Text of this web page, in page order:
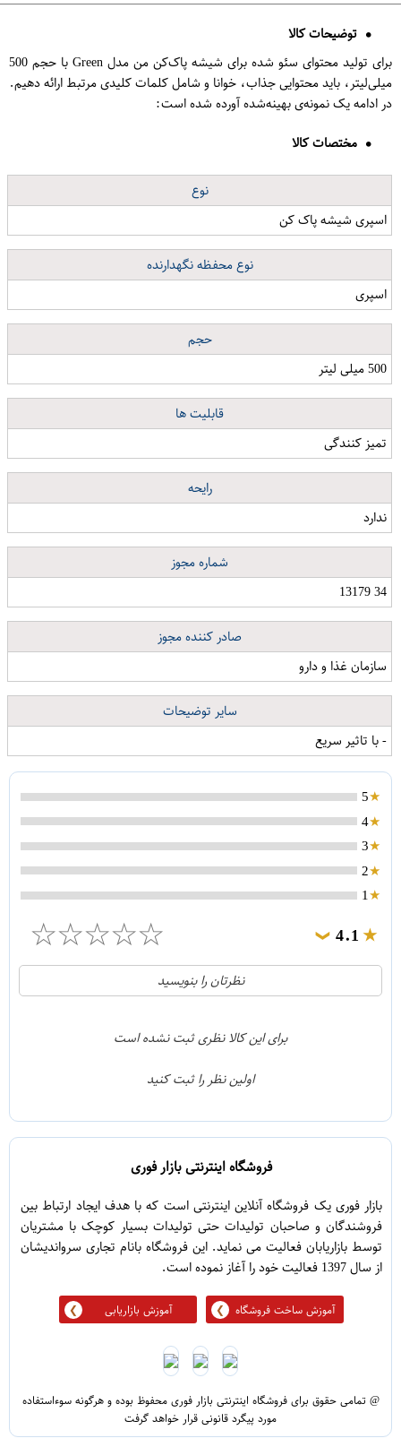
توضیحات کالا
برای تولید محتوای سئو شده برای شیشه پاک‌کن من مدل Green با حجم 500
میلی‌لیتر، باید محتوایی جذاب، خوانا و شامل کلمات کلیدی مرتبط ارائه دهیم.
در ادامه یک نمونه‌ی بهینه‌شده آورده شده است:
مختصات کالا
نوع
اسپری شیشه پاک کن
نوع محفظه نگهدارنده
اسپری
حجم
500 میلی لیتر
قابلیت ها
تمیز کنندگی
رایحه
ندارد
شماره مجوز
34 13179
صادر کننده مجوز
سازمان غذا و دارو
سایر توضیحات
- با تاثیر سریع
5
4
3
2
1
4.1
❯
☆
☆
☆
☆
☆
21
1
نظرتان را بنویسید
برای این کالا نظری ثبت نشده است
اولین نظر را ثبت کنید
فروشگاه اینترنتی بازار فوری
بازار فوری یک فروشگاه آنلاین اینترنتی است که با هدف ایجاد ارتباط بین
فروشندگان و صاحبان تولیدات حتی تولیدات بسیار کوچک با مشتریان
توسط بازاریابان فعالیت می نماید. این فروشگاه بانام تجاری سرواندیشان
از سال 1397 فعالیت خود را آغاز نموده است.
آموزش ساخت فروشگاه آموزش بازاریابی
@ تمامی حقوق برای فروشگاه اینترنتی بازار فوری محفوظ بوده و هرگونه سوءاستفاده
مورد پیگرد قانونی قرار خواهد گرفت